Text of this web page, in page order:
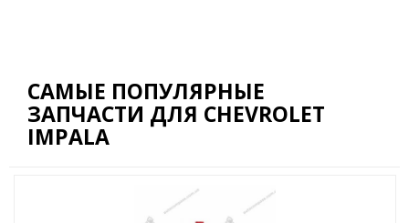
САМЫЕ ПОПУЛЯРНЫЕ
ЗАПЧАСТИ ДЛЯ CHEVROLET
IMPALA